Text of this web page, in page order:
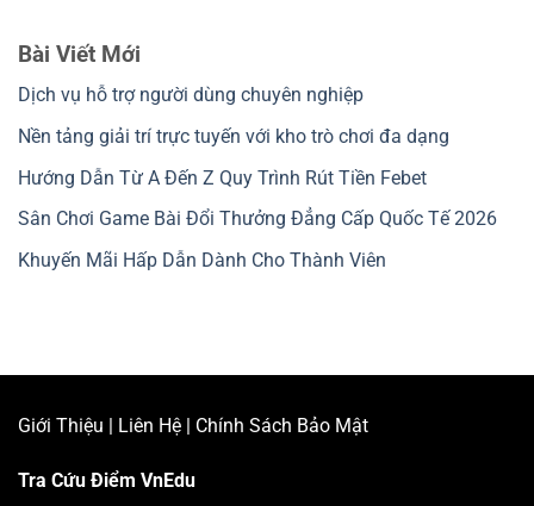
Bài Viết Mới
Dịch vụ hỗ trợ người dùng chuyên nghiệp
Nền tảng giải trí trực tuyến với kho trò chơi đa dạng
Hướng Dẫn Từ A Đến Z Quy Trình Rút Tiền Febet
Sân Chơi Game Bài Đổi Thưởng Đẳng Cấp Quốc Tế 2026
Khuyến Mãi Hấp Dẫn Dành Cho Thành Viên
Giới Thiệu | Liên Hệ | Chính Sách Bảo Mật
Tra Cứu Điểm VnEdu